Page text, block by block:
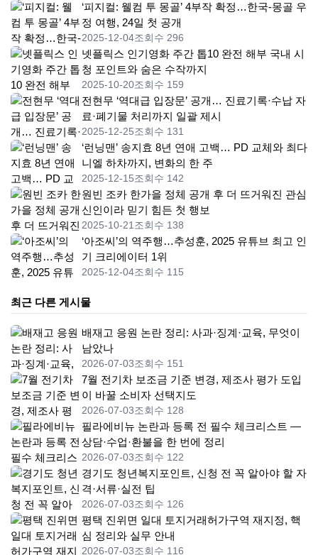
‘피지컬: 웰컴 투 몽골’ 4부작 확정…한국-몽골 우
정 여행, 24일 첫 공개
2025-12-04조회수 296
넷플릭스 인기영화 주간 톱10 완전 해부 국내 시
청 포인트와 숨은 수작까지
2025-10-20조회수 159
전현무 ‘역대급 입장문’ 공개… 진료기록·수납 자
료·폐기물 처리까지 일괄 제시
2025-12-25조회수 131
‘런닝맨’ 송지효 8년 연애 고백… PD 교체와 최다
니엘 하차까지, 변화의 한 주
2025-12-15조회수 142
원빈 조카 한가을 정체 공개 후 더 뜨거워진 관심
신인이라 믿기 힘든 첫 행보
2025-10-21조회수 138
‘아조씨’의 역주행…추성훈, 2025 유튜브 최고 인
기 크리에이터 1위
2025-12-04조회수 115
최근 다른 게시물
배재고 응원 논란 정리: 사과·징계·교육, 무엇이
남았나
2026-07-03조회수 151
7월 전기차 보조금 기준 변경, 제조사 평가 도입
이 바꿀 소비자 선택지도
2026-07-03조회수 128
필라에비뉴 논란과 등록 전 필수 체크리스트 —
상담·수업·환불을 한 번에 정리
2026-07-03조회수 122
경기도 청년복지포인트, 신청 전 꼭 알아야 할 자
격·서류·실전 팁
2026-07-03조회수 126
평택 진위면 일대 토지거래허가구역 재지정, 핵
심 정리와 실무 안내
2026-07-03조회수 116